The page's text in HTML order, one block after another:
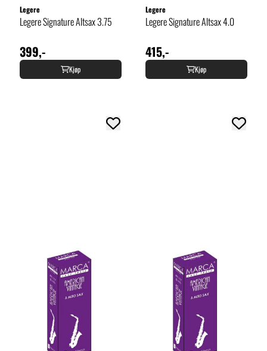
Legere
Legere Signature Altsax 3.75
399,-
Kjøp
Legere
Legere Signature Altsax 4.0
415,-
Kjøp